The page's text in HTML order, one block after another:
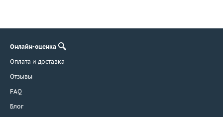
Онлайн-оценка
Оплата и доставка
Отзывы
FAQ
Блог